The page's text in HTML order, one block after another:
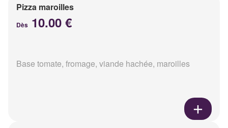
Pizza maroilles
Dès 10.00 €
Base tomate, fromage, viande hachée, maroilles